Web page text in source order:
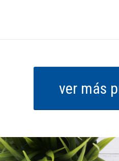
ver más